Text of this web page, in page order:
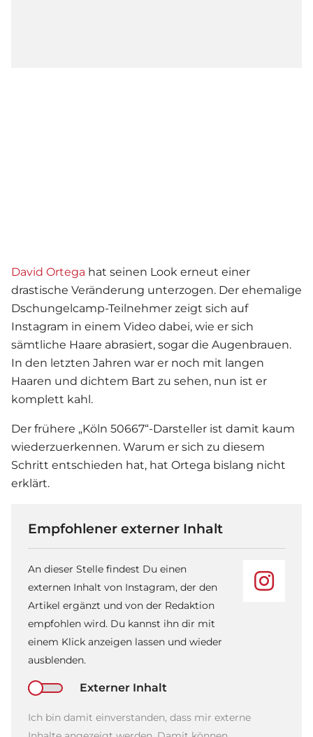
David Ortega hat seinen Look erneut einer
drastische Veränderung unterzogen. Der ehemalige
Dschungelcamp-Teilnehmer zeigt sich auf
Instagram in einem Video dabei, wie er sich
sämtliche Haare abrasiert, sogar die Augenbrauen.
In den letzten Jahren war er noch mit langen
Haaren und dichtem Bart zu sehen, nun ist er
komplett kahl.
Der frühere „Köln 50667“-Darsteller ist damit kaum
wiederzuerkennen. Warum er sich zu diesem
Schritt entschieden hat, hat Ortega bislang nicht
erklärt.
Empfohlener externer Inhalt
An dieser Stelle findest Du einen
externen Inhalt von Instagram, der den
Artikel ergänzt und von der Redaktion
empfohlen wird. Du kannst ihn dir mit
einem Klick anzeigen lassen und wieder
ausblenden.
Externer Inhalt
Ich bin damit einverstanden, dass mir externe